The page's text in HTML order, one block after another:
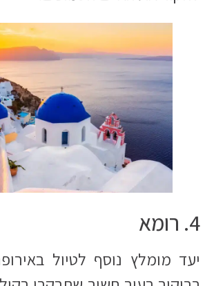
4. רומא
יעד מומלץ נוסף לטיול